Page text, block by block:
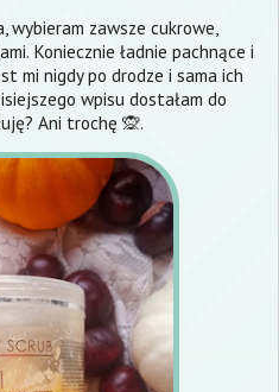
wybieram zawsze cukrowe,
Koniecznie ładnie pachnące i
mi nigdy po drodze i sama ich
wpisu dostałam do
Ani trochę 🙊.